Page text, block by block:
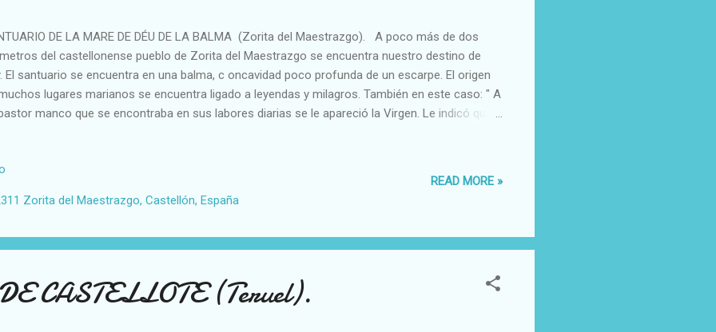
DE LA MARE DE DÉU DE LA BALMA (Zorita del Maestrazgo). A poco más de dos
del castellonense pueblo de Zorita del Maestrazgo se encuentra nuestro destino de
El santuario se encuentra en una balma, c oncavidad poco profunda de un escarpe. El origen
lugares marianos se encuentra ligado a leyendas y milagros. También en este caso: " A
manco que se encontraba en sus labores diarias se le apareció la Virgen. Le indicó que
de Zorita que no tardó en ir a buscar la talla y trasladarla a la iglesia de Zorita. A la mañana
la imagen había desaparecido. Sí, estaba de nuevo donde nos encontramos". El lugar se
de una iglesia y una hostería. La construcción actual corresponde al siglo XVII,
Zorita del Maestrazgo, Castellón, España
READ MORE »
CASTELLOTE (Teruel).